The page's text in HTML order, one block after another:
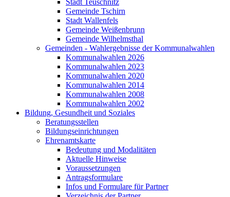
Stadt Teuschnitz
Gemeinde Tschirn
Stadt Wallenfels
Gemeinde Weißenbrunn
Gemeinde Wilhelmsthal
Gemeinden - Wahlergebnisse der Kommunalwahlen
Kommunalwahlen 2026
Kommunalwahlen 2023
Kommunalwahlen 2020
Kommunalwahlen 2014
Kommunalwahlen 2008
Kommunalwahlen 2002
Bildung, Gesundheit und Soziales
Beratungsstellen
Bildungseinrichtungen
Ehrenamtskarte
Bedeutung und Modalitäten
Aktuelle Hinweise
Voraussetzungen
Antragsformulare
Infos und Formulare für Partner